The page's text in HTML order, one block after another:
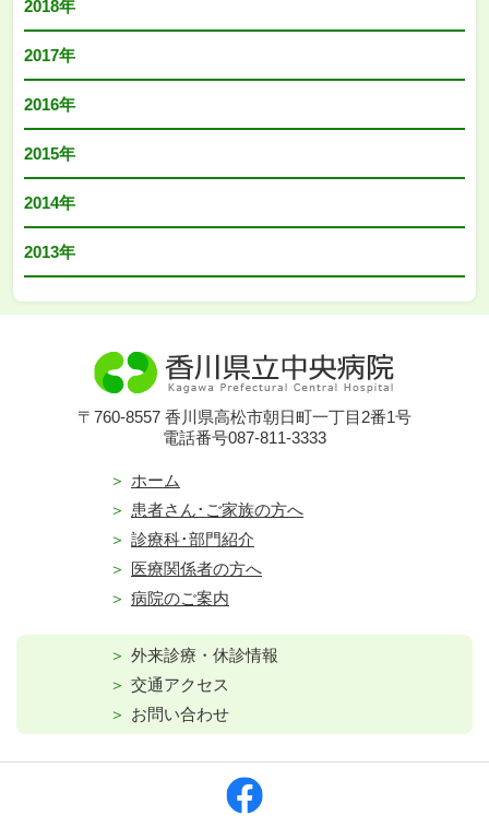
2018年
2017年
2016年
2015年
2014年
2013年
〒760-8557 香川県高松市朝日町一丁目2番1号
電話番号087-811-3333
ホーム
患者さん･ご家族の方へ
診療科･部門紹介
医療関係者の方へ
病院のご案内
外来診療・休診情報
交通アクセス
お問い合わせ